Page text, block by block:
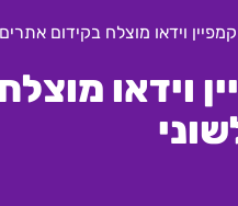
וידאו מוצלח בקידום
וידאו